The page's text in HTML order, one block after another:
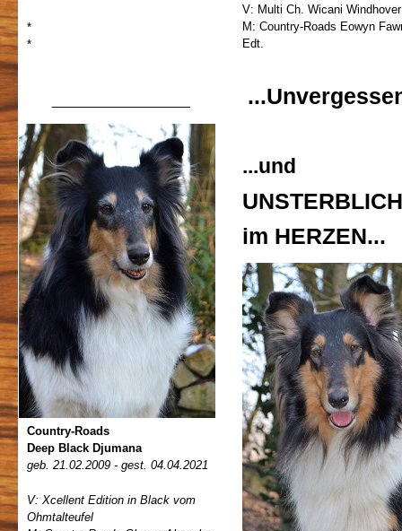
*
*
Country-Roads
Deep Black Djumana
geb. 21.02.2009 - gest. 04.04.2021
V: Xcellent Edition in Black vom
Ohmtalteufel
V: Multi Ch. Wicani Windhover
M: Country-Roads Eowyn
Edt.
...und
UNSTERBLICH
im HERZEN...